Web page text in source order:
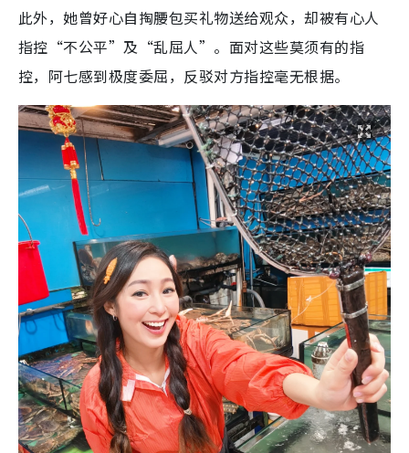
此外，她曾好心自掏腰包买礼物送给观众，却被有心人
指控“不公平”及“乱屈人”。面对这些莫须有的指
控，阿七感到极度委屈，反驳对方指控毫无根据。